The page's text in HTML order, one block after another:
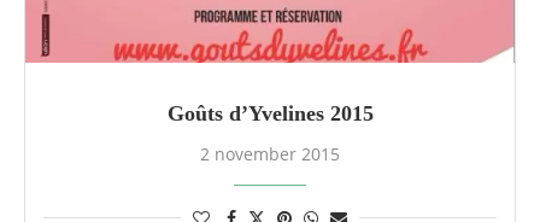
Goûts d’Yvelines 2015
2 november 2015